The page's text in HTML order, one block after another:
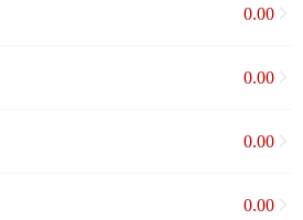
0.00
0.00
0.00
0.00